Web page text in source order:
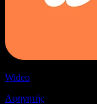
Wideo
Αφηγητής